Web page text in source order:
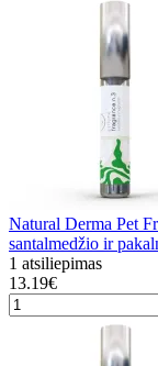
Natural Derma Pet
santalmedžio ir
1 atsiliepimas
13.19€